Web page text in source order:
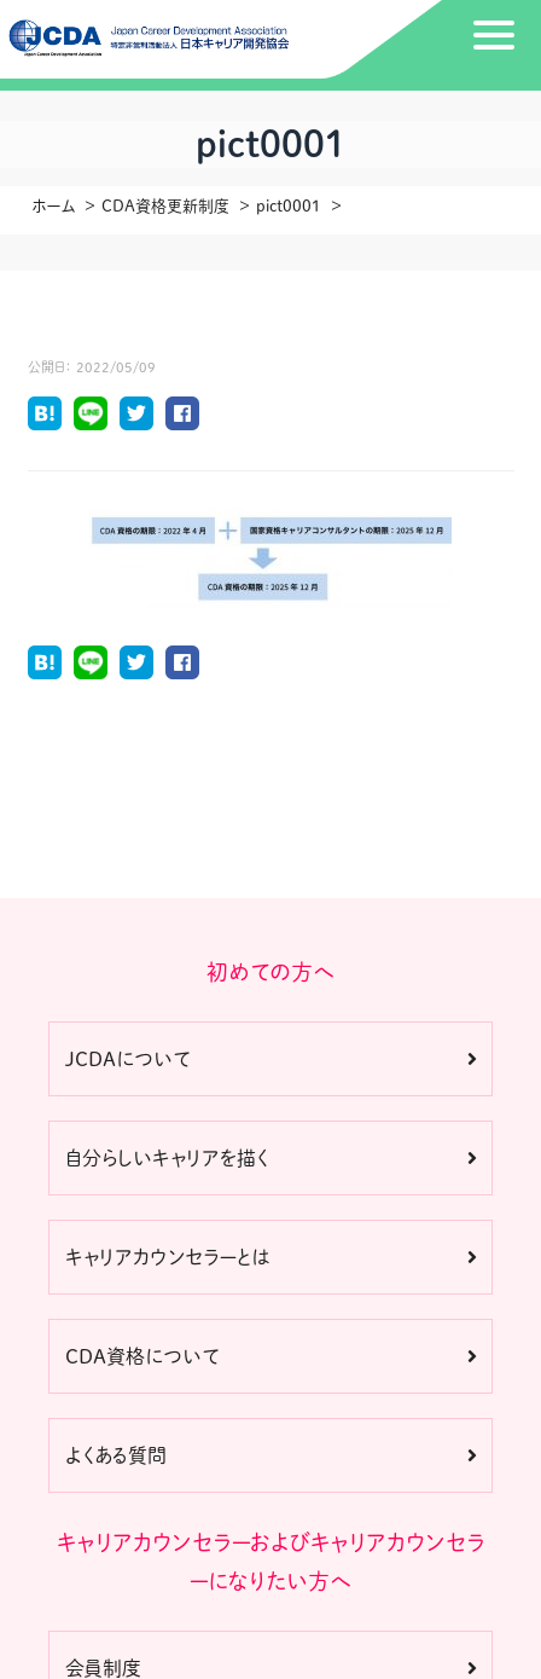
pict0001
ホーム CDA資格更新制度 pict0001
公開日： 2022/05/09
初めての方へ
JCDAについて
自分らしいキャリアを描く
キャリアカウンセラーとは
CDA資格について
よくある質問
キャリアカウンセラーおよびキャリアカウンセラ
ーになりたい方へ
会員制度